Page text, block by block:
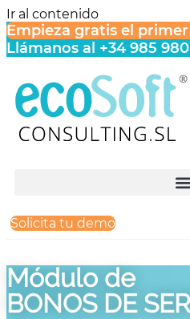
Ir al contenido
Empieza gratis el
Llámanos al +34 985
Solicita tu demo
Módulo de
BONOS DE